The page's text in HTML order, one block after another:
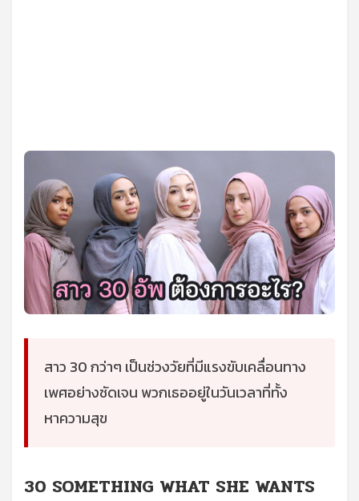
สาว 30 กว่าๆ เป็นช่วงวัยที่มีแรงขับเคลื่อนทาง
เพศอย่างชัดเจน พวกเธออยู่ในวันเวลาที่ทั้ง
หาความสุข
30 SOMETHING WHAT SHE WANTS